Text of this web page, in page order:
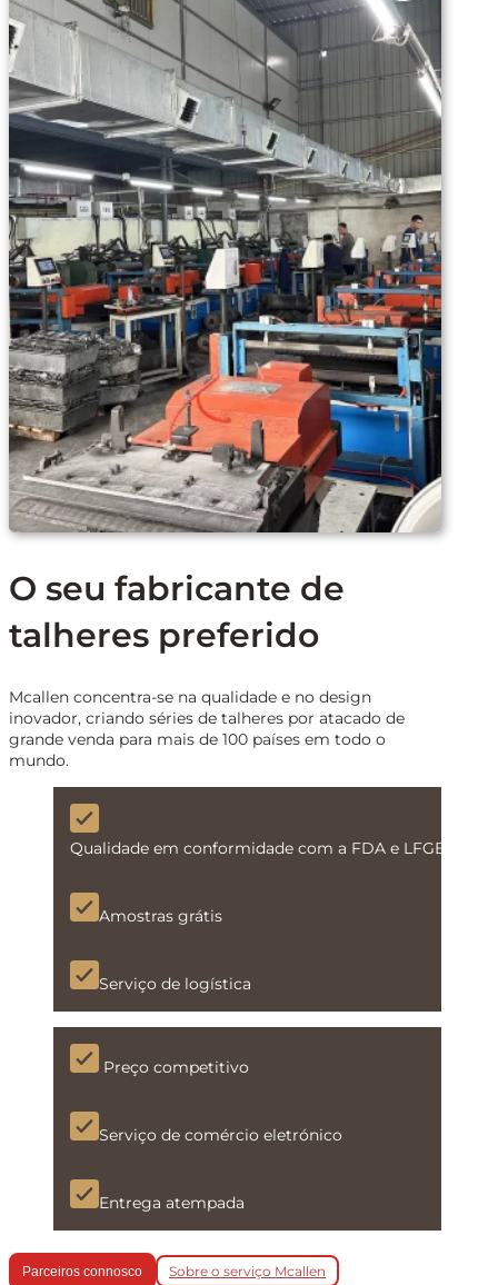
O seu fabricante de
talheres preferido
Mcallen concentra-se na qualidade e no design
inovador, criando séries de talheres por atacado de
grande venda para mais de 100 países em todo o
mundo.
Qualidade em conformidade com a FDA e LFGB
Amostras grátis
Serviço de logística
Preço competitivo
Serviço de comércio eletrónico
Entrega atempada
Parceiros connosco Sobre o serviço Mcallen